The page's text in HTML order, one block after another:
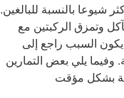
شيوعا بالنسبة للبالغين.
وتمزق الركبتين مع
السبب راجع إلى
وفيما يلي بعض التمارين